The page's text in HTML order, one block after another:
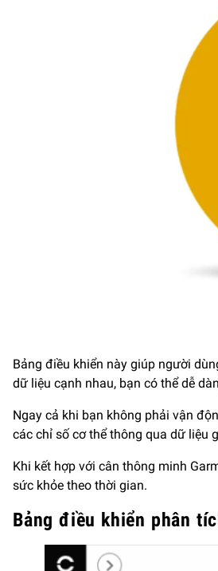
Bảng điều khiển này giúp người
dữ liệu cạnh nhau, bạn có thể dễ
Ngay cả khi bạn không phải vận
các chỉ số cơ thể thông qua dữ liệu
Khi kết hợp với cân thông minh
sức khỏe theo thời gian.
Bảng điều khiển phân